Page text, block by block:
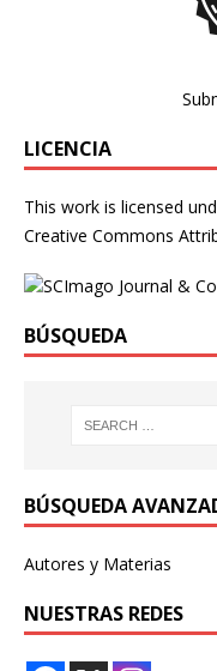
LICENCIA
This work is licensed
Creative Commons
BÚSQUEDA
BÚSQUEDA
Autores y Materias
NUESTRAS REDES